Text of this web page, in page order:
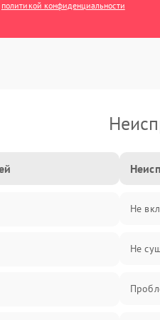
политикой конфиденциальности
Не
Не